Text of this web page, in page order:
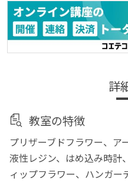
詳
教室の特徴
プリザーブドフラワー、ア
液性レジン、はめ込み時計
ィップフラワー、ハンガー